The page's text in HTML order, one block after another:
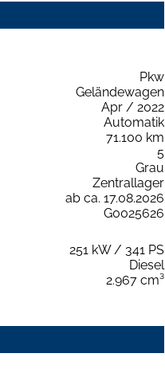
Pkw
Geländewagen
Apr / 2022
Automatik
71.100 km
5
Grau
Zentrallager
ab ca. 17.08.2026
G0025626
251 kW / 341 PS
Diesel
2.967 cm³